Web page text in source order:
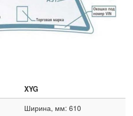
XYG
Ширина, мм: 610